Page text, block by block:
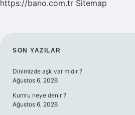
https://bano.com.tr Sitemap
SIDEBAR
SON YAZILAR
Dinimizde aşk var mıdır ?
Ağustos 6, 2026
Kumru neye denir ?
Ağustos 6, 2026